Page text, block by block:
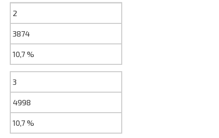
2
3874
10,7 %
3
4998
10,7 %